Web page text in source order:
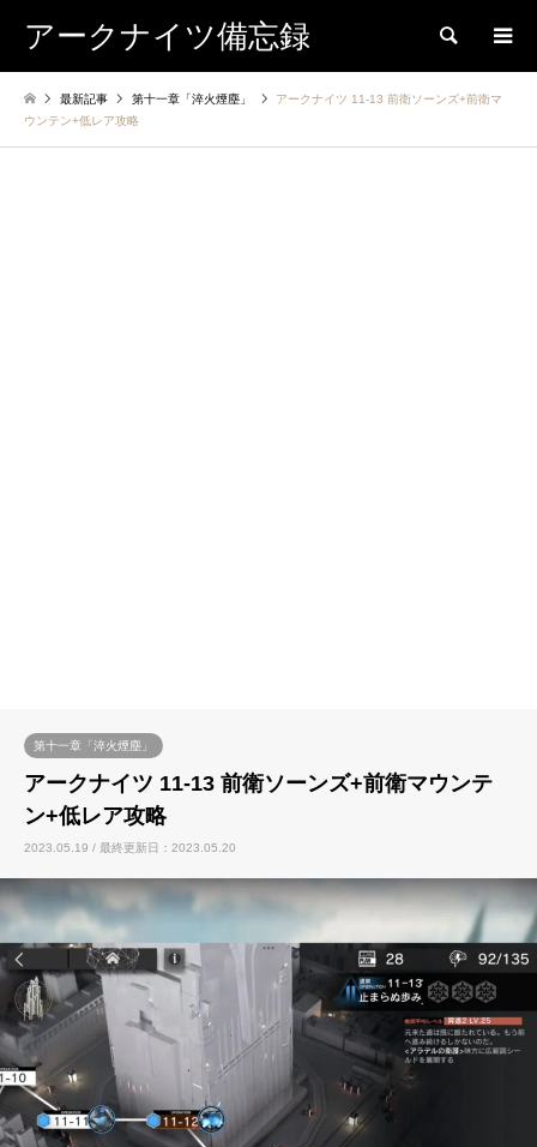
アークナイツ備忘録 検索
最新記事 第十一章「淬火煙塵」
アークナイツ 11-13 前衛ソーンズ+前衛マ
ウンテン+低レア攻略
第十一章「淬火煙塵」
アークナイツ 11-13 前衛ソーンズ+前衛マウンテ
ン+低レア攻略
2023.05.19 / 最終更新日：2023.05.20